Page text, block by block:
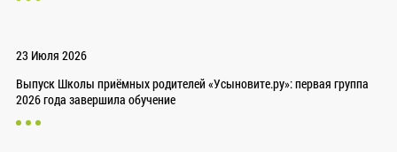
23 Июля 2026
Выпуск Школы приёмных родителей «Усыновите.ру»: первая группа
2026 года завершила обучение